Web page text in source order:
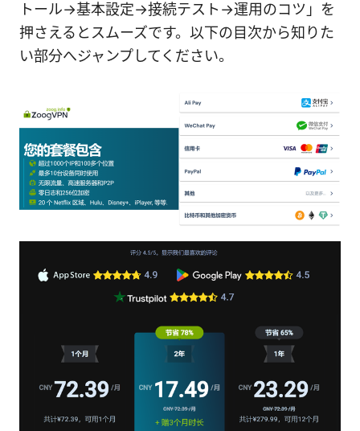
トール→基本設定→接続テスト→運用のコツ」を
押さえるとスムーズです。以下の目次から知りた
い部分へジャンプしてください。